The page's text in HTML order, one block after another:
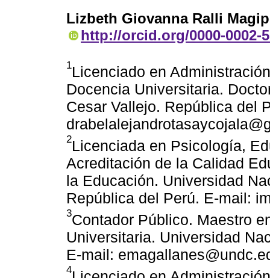
Lizbeth Giovanna Ralli
http://orcid.org/0000-0002-
1Licenciado en
Docencia Universitaria.
Cesar Vallejo. República del
2Licenciada en Psicología,
Acreditación de la Calidad
la Educación. Universidad
República del Perú. E-mail:
3Contador Público. Maestro
Universitaria. Universidad
E-mail:
4